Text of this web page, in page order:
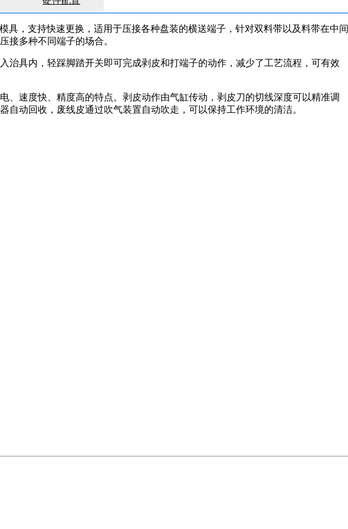
具，支持快速更换，适用于压接各种盘装的横送端子，针对双料带以及料带在中间
接多种不同端子的场合。
治具内，轻踩脚踏开关即可完成剥皮和打端子的动作，减少了工艺流程，可有效
、速度快、精度高的特点。剥皮动作由气缸传动，剥皮刀的切线深度可以精准调
动回收，废线皮通过吹气装置自动吹走，可以保持工作环境的清洁。